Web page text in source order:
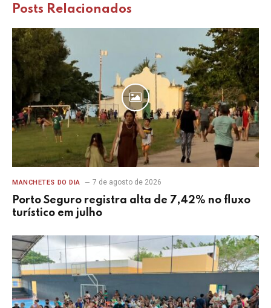
Posts Relacionados
MANCHETES DO DIA 7 de agosto de 2026
Porto Seguro registra alta de 7,42% no fluxo
turístico em julho